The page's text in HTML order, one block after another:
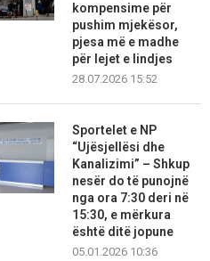
kompensime për
pushim mjekësor,
pjesa më e madhe
për lejet e lindjes
28.07.2026 15:52
Sportelet e NP
“Ujësjellësi dhe
Kanalizimi” – Shkup
nesër do të punojnë
nga ora 7:30 deri në
15:30, e mërkura
është ditë jopune
05.01.2026 10:36